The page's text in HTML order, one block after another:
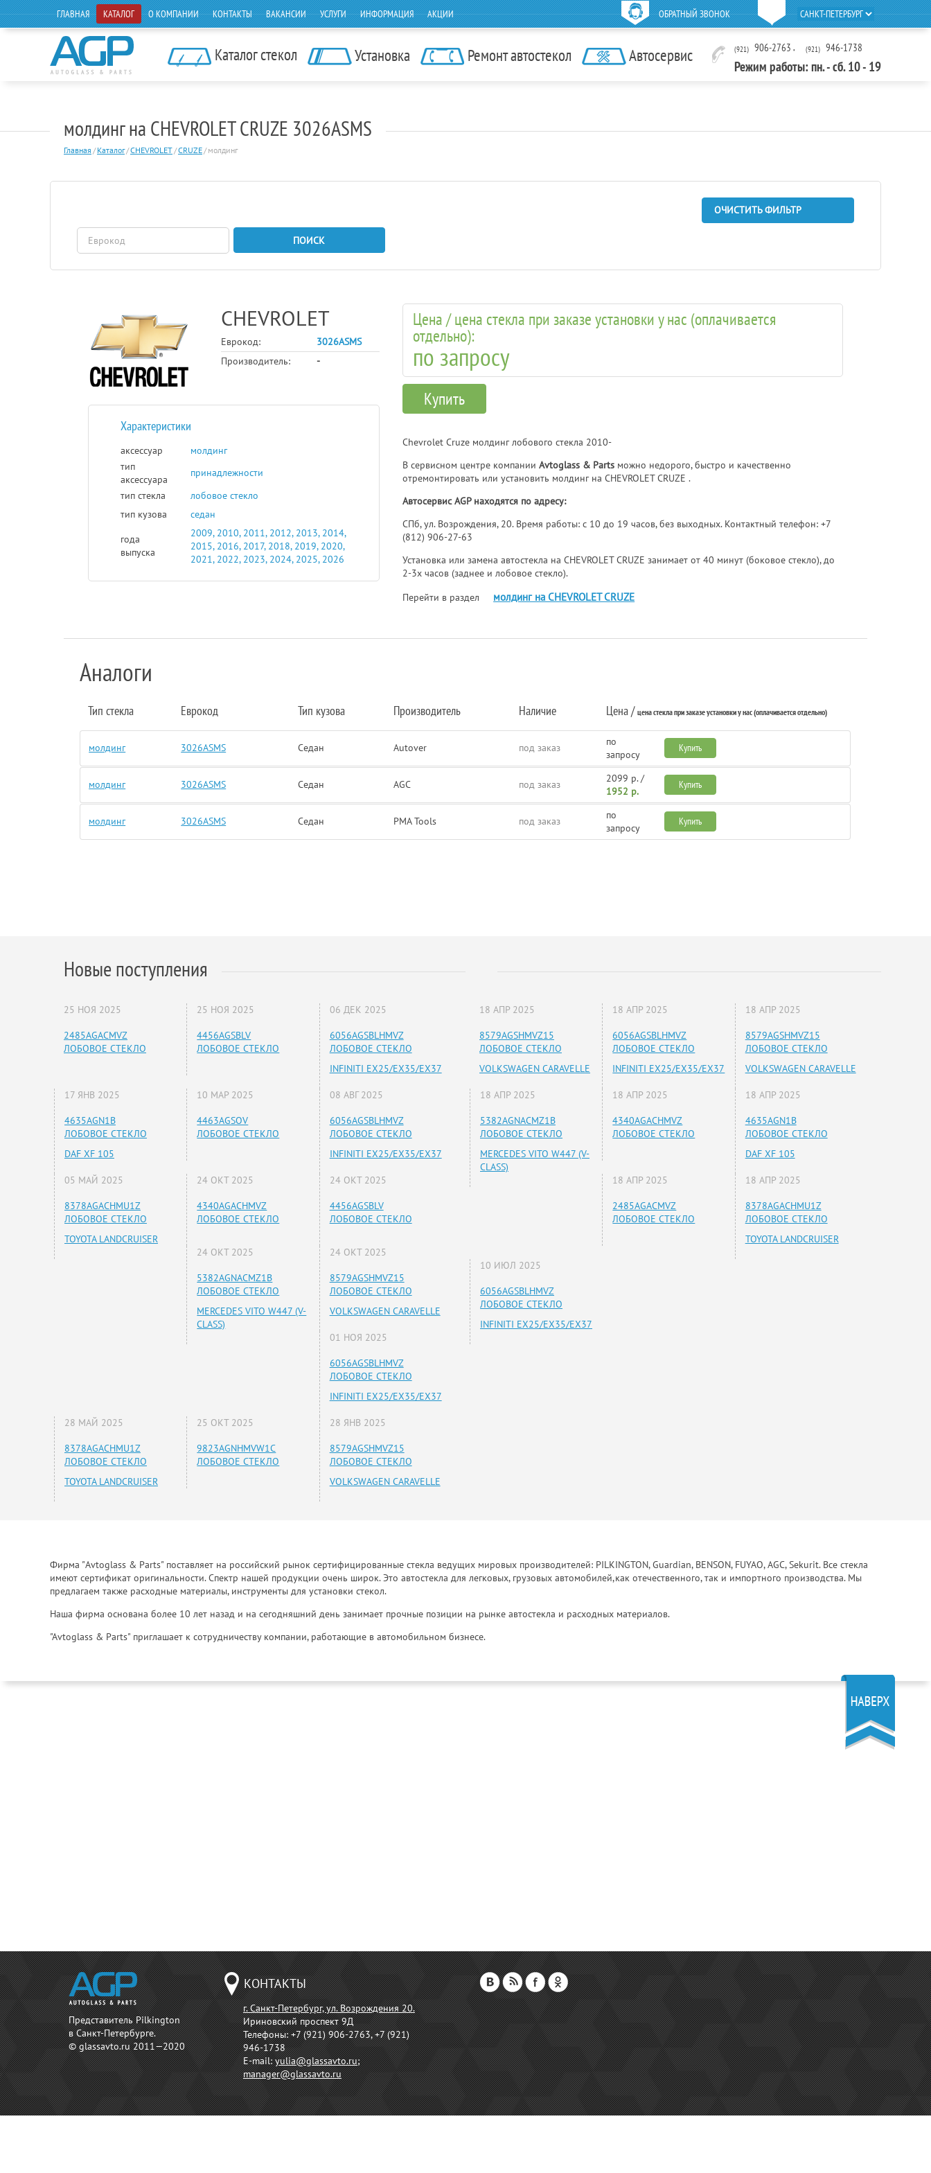
ОБРАТНЫЙ ЗВОНОК
ГЛАВНАЯ КАТАЛОГ О КОМПАНИИ КОНТАКТЫ ВАКАНСИИ УСЛУГИ ИНФОРМАЦИЯ АКЦИИ
Каталог стекол Установка Ремонт автостекол Автосервис (921) 906-2763 , (921) 946-1738
Режим работы: пн. - сб. 10 - 19
молдинг на CHEVROLET CRUZE 3026ASMS
Главная / Каталог/CHEVROLET/CRUZE/ молдинг
ОЧИСТИТЬ ФИЛЬТР
ПОИСК
CHEVROLET
Еврокод:
3026ASMS
Производитель:
-
Характеристики
аксессуар
молдинг
тип
аксессуара
принадлежности
тип стекла
лобовое стекло
тип кузова
седан
года
выпуска
2009, 2010, 2011, 2012, 2013, 2014,
2015, 2016, 2017, 2018, 2019, 2020,
2021, 2022, 2023, 2024, 2025, 2026
Цена / цена стекла при заказе установки у нас (оплачивается
отдельно):
по запросу
Купить
Chevrolet Cruze молдинг лобового стекла 2010-
В сервисном центре компанииAvtoglass & Parts можно недорого, быстро и качественно
отремонтировать или установить молдинг на CHEVROLET CRUZE .
Автосервис AGP находятся по адресу:
СПб, ул. Возрождения, 20. Время работы: с 10 до 19 часов, без выходных. Контактный телефон:+7
(812) 906-27-63
Установка или замена автостекла на CHEVROLET CRUZE занимает от 40 минут (боковое стекло), до
2-3х часов (заднее и лобовое стекло).
Перейти в раздел
молдинг на CHEVROLET CRUZE
Аналоги
Тип стекла Еврокод Тип кузова Производитель Наличие Цена /цена стекла при заказе установки у нас (оплачивается отдельно)
молдинг 3026ASMS Седан Autover под заказ
по
запросу
Купить
молдинг 3026ASMS Седан AGC под заказ
2099 р. /
1952 р.
Купить
молдинг 3026ASMS Седан PMA Tools под заказ
по
запросу
Купить
Новые поступления
25 НОЯ 2025
2485AGACMVZ
ЛОБОВОЕ СТЕКЛО
25 НОЯ 2025
4456AGSBLV
ЛОБОВОЕ СТЕКЛО
06 ДЕК 2025
6056AGSBLHMVZ
ЛОБОВОЕ СТЕКЛО
INFINITI EX25/EX35/EX37
17 ЯНВ 2025
4635AGN1B
ЛОБОВОЕ СТЕКЛО
DAF XF 105
10 МАР 2025
4463AGSOV
ЛОБОВОЕ СТЕКЛО
08 АВГ 2025
6056AGSBLHMVZ
ЛОБОВОЕ СТЕКЛО
INFINITI EX25/EX35/EX37
05 МАЙ 2025
8378AGACHMU1Z
ЛОБОВОЕ СТЕКЛО
TOYOTA LANDCRUISER
24 ОКТ 2025
4340AGACHMVZ
ЛОБОВОЕ СТЕКЛО
24 ОКТ 2025
4456AGSBLV
ЛОБОВОЕ СТЕКЛО
24 ОКТ 2025
5382AGNACMZ1B
ЛОБОВОЕ СТЕКЛО
MERCEDES VITO W447 (V-
CLASS)
24 ОКТ 2025
8579AGSHMVZ15
ЛОБОВОЕ СТЕКЛО
VOLKSWAGEN CARAVELLE
01 НОЯ 2025
6056AGSBLHMVZ
ЛОБОВОЕ СТЕКЛО
INFINITI EX25/EX35/EX37
28 МАЙ 2025
8378AGACHMU1Z
ЛОБОВОЕ СТЕКЛО
TOYOTA LANDCRUISER
25 ОКТ 2025
9823AGNHMVW1C
ЛОБОВОЕ СТЕКЛО
28 ЯНВ 2025
8579AGSHMVZ15
ЛОБОВОЕ СТЕКЛО
VOLKSWAGEN CARAVELLE
18 АПР 2025
8579AGSHMVZ15
ЛОБОВОЕ СТЕКЛО
VOLKSWAGEN CARAVELLE
18 АПР 2025
6056AGSBLHMVZ
ЛОБОВОЕ СТЕКЛО
INFINITI EX25/EX35/EX37
18 АПР 2025
8579AGSHMVZ15
ЛОБОВОЕ СТЕКЛО
VOLKSWAGEN CARAVELLE
18 АПР 2025
5382AGNACMZ1B
ЛОБОВОЕ СТЕКЛО
MERCEDES VITO W447 (V-
CLASS)
18 АПР 2025
4340AGACHMVZ
ЛОБОВОЕ СТЕКЛО
18 АПР 2025
4635AGN1B
ЛОБОВОЕ СТЕКЛО
DAF XF 105
18 АПР 2025
2485AGACMVZ
ЛОБОВОЕ СТЕКЛО
18 АПР 2025
8378AGACHMU1Z
ЛОБОВОЕ СТЕКЛО
TOYOTA LANDCRUISER
10 ИЮЛ 2025
6056AGSBLHMVZ
ЛОБОВОЕ СТЕКЛО
INFINITI EX25/EX35/EX37
Фирма "Avtoglass & Parts" поставляет на российский рынок сертифицированные стекла ведущих мировых производителей: PILKINGTON, Guardian, BENSON, FUYAO, AGC, Sekurit. Все стекла
имеют сертификат оригинальности. Спектр нашей продукции очень широк. Это автостекла для легковых, грузовых автомобилей,как отечественного, так и импортного производства. Мы
предлагаем также расходные материалы, инструменты для установки стекол.
Наша фирма основана более 10 лет назад и на сегодняшний день занимает прочные позиции на рынке автостекла и расходных материалов.
"Avtoglass & Parts" приглашает к сотрудничеству компании, работающие в автомобильном бизнесе.
Представитель Pilkington
в Санкт-Петербурге.
© glassavto.ru 2011—2020
КОНТАКТЫ
г. Санкт-Петербург, ул. Возрождения 20.
Ириновский проспект 9Д
Телефоны:+7 (921) 906-2763, +7 (921)
946-1738
E-mail:yulia@glassavto.ru;
manager@glassavto.ru